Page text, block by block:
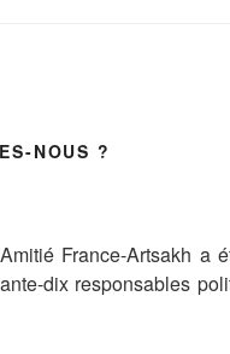
NOUS ?
France-Artsakh a
dix responsables